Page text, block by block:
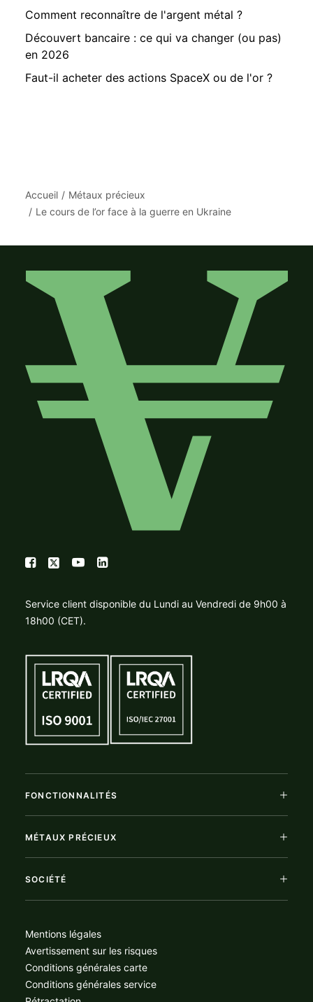
Comment reconnaître de l'argent métal ?
Découvert bancaire : ce qui va changer (ou pas)
en 2026
Faut-il acheter des actions SpaceX ou de l'or ?
Accueil
Métaux précieux
Le cours de l’or face à la guerre en Ukraine
Service client disponible du Lundi au Vendredi de 9h00 à
18h00 (CET).
FONCTIONNALITÉS
MÉTAUX PRÉCIEUX
SOCIÉTÉ
Mentions légales
Avertissement sur les risques
Conditions générales carte
Conditions générales service